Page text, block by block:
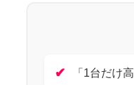
✔ 「1台だけ